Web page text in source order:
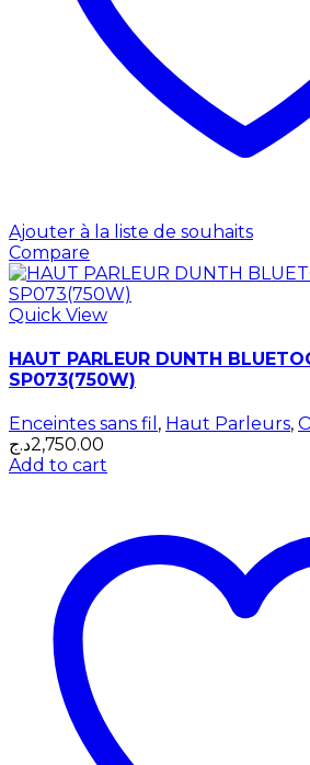
Ajouter à la liste de souhaits
Compare
Quick View
HAUT PARLEUR DUNTH
SP073(750W)
Enceintes sans fil , Haut Parleurs,
2,750.00د.ج
Add to cart